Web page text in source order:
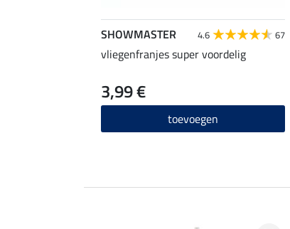
SHOWMASTER 4.6 67
vliegenfranjes super voordelig
3,99 €
toevoegen